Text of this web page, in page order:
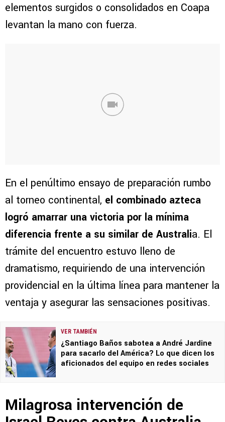
elementos surgidos o consolidados en Coapa
levantan la mano con fuerza.
En el penúltimo ensayo de preparación rumbo
al torneo continental, el combinado azteca
logró amarrar una victoria por la mínima
diferencia frente a su similar de Australia. El
trámite del encuentro estuvo lleno de
dramatismo, requiriendo de una intervención
providencial en la última línea para mantener la
ventaja y asegurar las sensaciones positivas.
VER TAMBIÉN
¿Santiago Baños sabotea a André Jardine
para sacarlo del América? Lo que dicen los
aficionados del equipo en redes sociales
Milagrosa intervención de